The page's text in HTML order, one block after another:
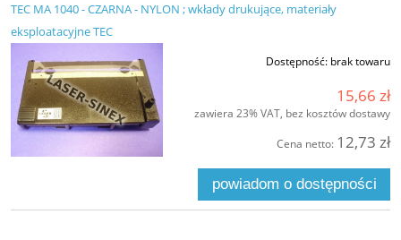
TEC MA 1040 - CZARNA - NYLON ; wkłady drukujące, materiały
eksploatacyjne TEC
Dostępność: brak towaru
15,66 zł
zawiera 23% VAT, bez kosztów dostawy
Cena netto: 12,73 zł
powiadom o dostępności